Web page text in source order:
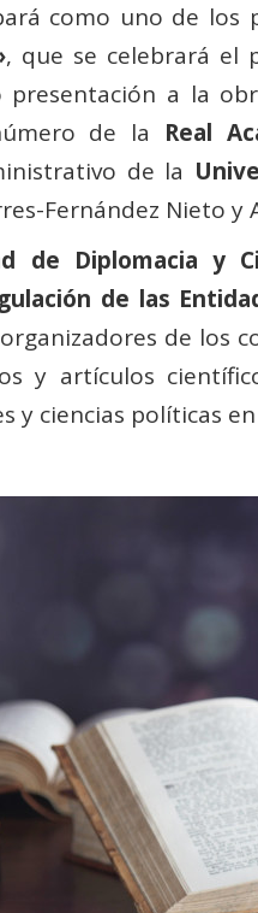
como uno de los
, que se celebrará el
presentación a la
de la Real
de la
Fernández Nieto
de Diplomacia y
de las
de los
y artículos
y ciencias políticas